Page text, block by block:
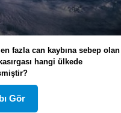
fazla can kaybına sebep olan
hangi ülkede
Gör